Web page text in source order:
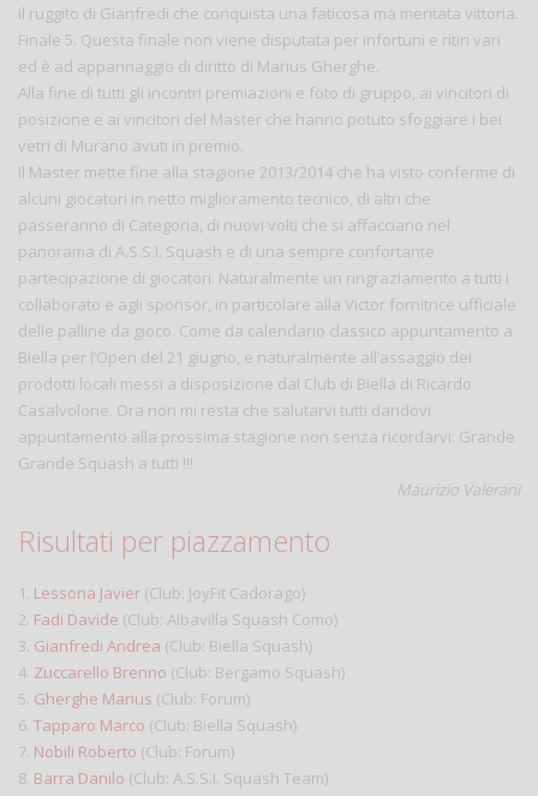
il ruggito di Gianfredi che conquista una faticosa ma meritata vittoria.
Finale 5. Questa finale non viene disputata per infortuni e ritiri vari
ed è ad appannaggio di diritto di Marius Gherghe.
Alla fine di tutti gli incontri premiazioni e foto di gruppo, ai vincitori di
posizione e ai vincitori del Master che hanno potuto sfoggiare i bei
vetri di Murano avuti in premio.
Il Master mette fine alla stagione 2013/2014 che ha visto conferme di
alcuni giocatori in netto miglioramento tecnico, di altri che
passeranno di Categoria, di nuovi volti che si affacciano nel
panorama di A.S.S.I. Squash e di una sempre confortante
partecipazione di giocatori. Naturalmente un ringraziamento a tutti i
collaborato e agli sponsor, in particolare alla Victor fornitrice ufficiale
delle palline da gioco. Come da calendario classico appuntamento a
Biella per l’Open del 21 giugno, e naturalmente all’assaggio dei
prodotti locali messi a disposizione dal Club di Biella di Ricardo
Casalvolone. Ora non mi resta che salutarvi tutti dandovi
appuntamento alla prossima stagione non senza ricordarvi: Grande
Grande Squash a tutti !!!
Maurizio Valerani
Risultati per piazzamento
1. Lessona Javier (Club: JoyFit Cadorago)
2. Fadi Davide (Club: Albavilla Squash Como)
3. Gianfredi Andrea (Club: Biella Squash)
4. Zuccarello Brenno (Club: Bergamo Squash)
5. Gherghe Marius (Club: Forum)
6. Tapparo Marco (Club: Biella Squash)
7. Nobili Roberto (Club: Forum)
8. Barra Danilo (Club: A.S.S.I. Squash Team)